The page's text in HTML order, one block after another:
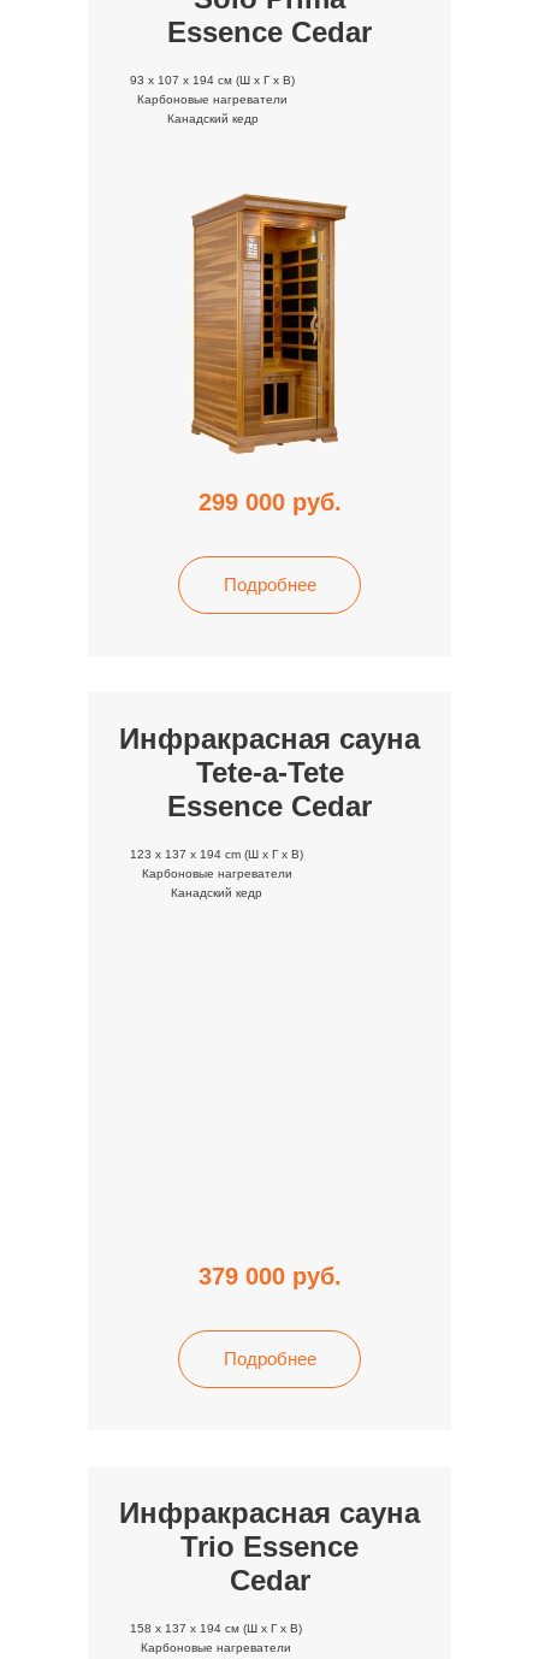
Essence Cedar
93 x 107 x 194 cм (Ш x Г x В)
Карбоновые нагреватели
Канадский кедр
299 000руб.
Подробнее
Инфракрасная сауна
Tete-a-Tete
Essence Cedar
123 x 137 x 194 cm (Ш x Г x В)
Карбоновые нагреватели
Канадский кедр
379 000руб.
Подробнее
Инфракрасная сауна
Trio Essence
Cedar
158 x 137 x 194 см (Ш x Г x В)
Карбоновые нагреватели